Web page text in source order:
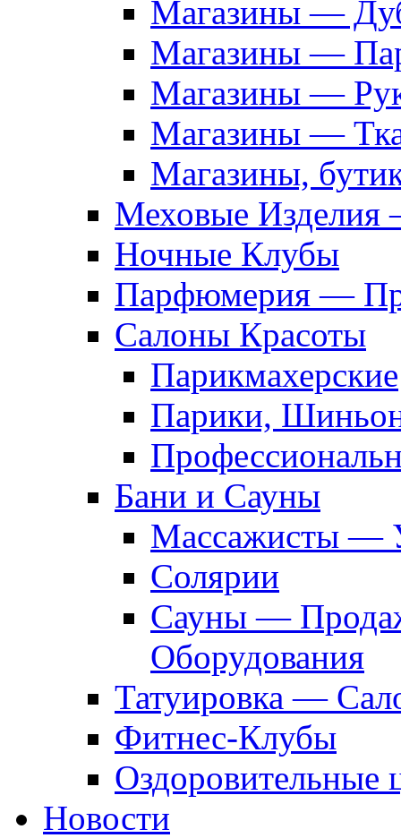
Магазины —
Магазины —
Магазины —
Магазины —
Магазины,
Меховые Изделия
Ночные Клубы
Парфюмерия —
Салоны Красоты
Парикмахерские
Парики,
Бани и Сауны
Массажисты —
Солярии
Сауны —
Оборудования
Татуировка —
Фитнес-Клубы
Оздоровительные
Новости